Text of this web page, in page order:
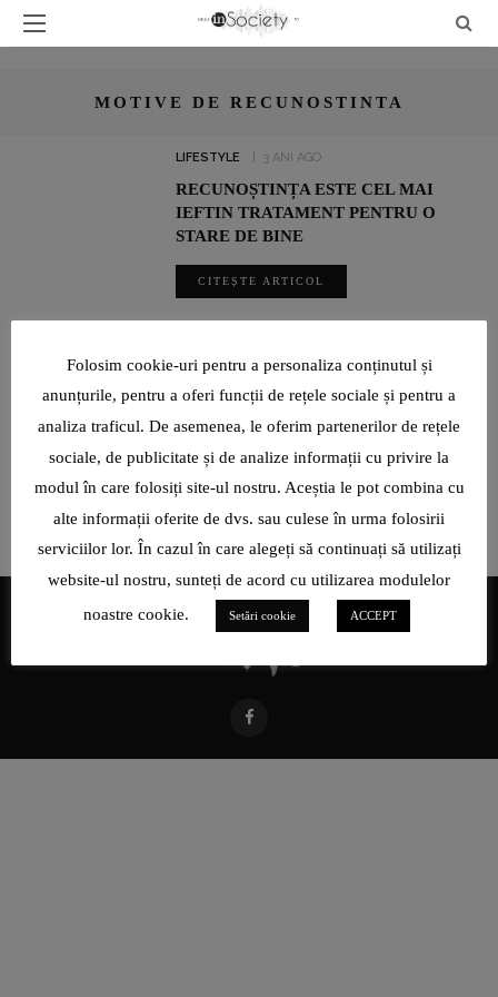
MOTIVE DE RECUNOSTINTA
LIFESTYLE 3 ANI AGO
RECUNOȘTINȚA ESTE CEL MAI
IEFTIN TRATAMENT PENTRU O
STARE DE BINE
CITEȘTE ARTICOL
ADRIAN ȘOVEA FACE BINE PRIN SPORT: ALEARGĂ PENTRU
CAUZE SOCIALE ȘI PENTRU A ÎMPLINI VISURILE ALTORA
Folosim cookie-uri pentru a personaliza conținutul și
anunțurile, pentru a oferi funcții de rețele sociale și pentru a
analiza traficul. De asemenea, le oferim partenerilor de rețele
sociale, de publicitate și de analize informații cu privire la
modul în care folosiți site-ul nostru. Aceștia le pot combina cu
alte informații oferite de dvs. sau culese în urma folosirii
serviciilor lor. În cazul în care alegeți să continuați să utilizați
website-ul nostru, sunteți de acord cu utilizarea modulelor
noastre cookie.
Setări cookie ACCEPT